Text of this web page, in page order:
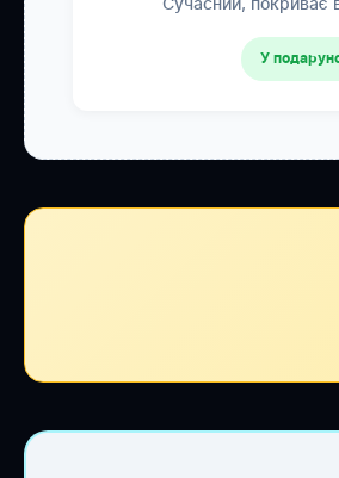
У